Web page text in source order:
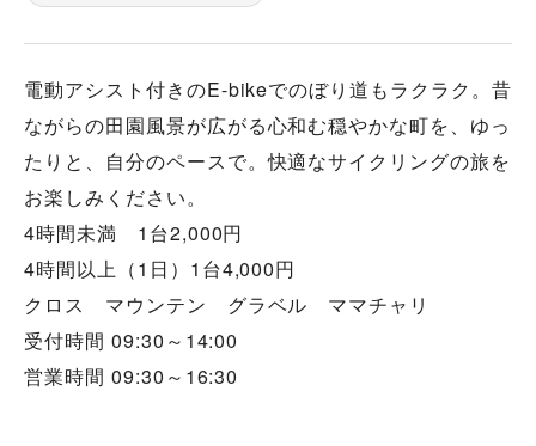
電動アシスト付きのE-bikeでのぼり道もラクラク。昔
ながらの田園風景が広がる心和む穏やかな町を、ゆっ
たりと、自分のペースで。快適なサイクリングの旅を
お楽しみください。
4時間未満 1台2,000円
4時間以上（1日）1台4,000円
クロス マウンテン グラベル ママチャリ
受付時間 09:30～14:00
営業時間 09:30～16:30